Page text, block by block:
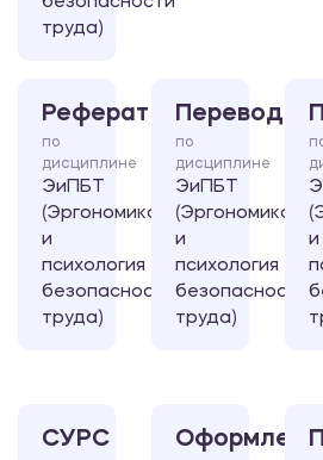
труда)
Реферат
по
дисциплине
ЭиПБТ
(Эргономика
и
психология
безопасности
труда)
Перевод
по
дисциплине
ЭиПБТ
(Эргономика
и
психология
безопасности
труда)
и
СУРС